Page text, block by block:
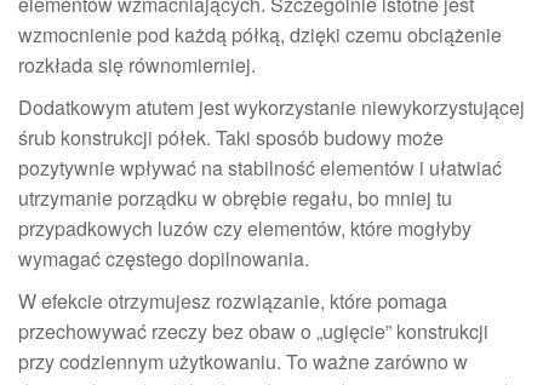
wzmocnienie pod każdą półką, dzięki czemu obciążenie
rozkłada się równomierniej.
Dodatkowym atutem jest wykorzystanie niewykorzystującej
śrub konstrukcji półek. Taki sposób budowy może
pozytywnie wpływać na stabilność elementów i ułatwiać
utrzymanie porządku w obrębie regału, bo mniej tu
przypadkowych luzów czy elementów, które mogłyby
wymagać częstego dopilnowania.
W efekcie otrzymujesz rozwiązanie, które pomaga
przechowywać rzeczy bez obaw o „ugięcie” konstrukcji
przy codziennym użytkowaniu. To ważne zarówno w